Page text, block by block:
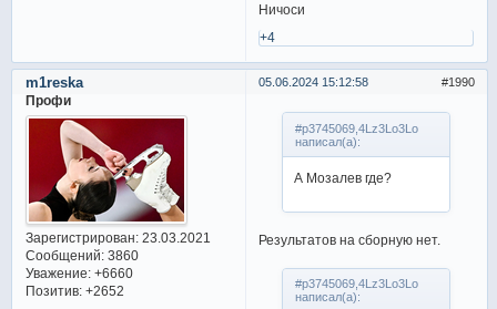
Ничоси
+4
1990
05.06.2024 15:12:58
m1reska
Профи
Зарегистрирован: 23.03.2021
Сообщений:3860
Уважение: +6660
Позитив: +2652
#p3745069,4Lz3Lo3Lo
написал(а):
А Мозалев где?
Результатов на сборную нет.
#p3745069,4Lz3Lo3Lo
написал(а):